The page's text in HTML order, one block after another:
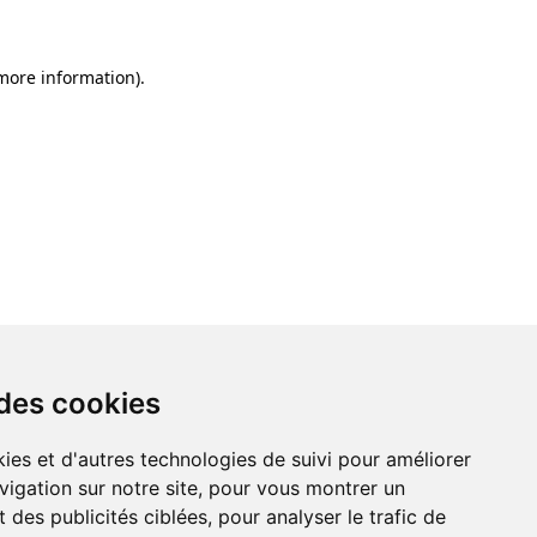
cookies
et d'autres technologies de suivi pour améliorer
sur notre site, pour vous montrer un
des publicités ciblées, pour analyser le trafic de
information).